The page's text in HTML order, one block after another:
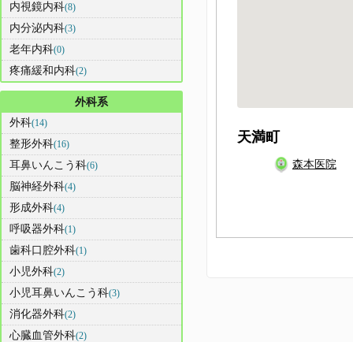
天満町
森本医院
内視鏡内科(8)
内分泌内科(3)
老年内科(0)
疼痛緩和内科(2)
外科系
外科(14)
整形外科(16)
耳鼻いんこう科(6)
脳神経外科(4)
形成外科(4)
呼吸器外科(1)
歯科口腔外科(1)
小児外科(2)
小児耳鼻いんこう科(3)
消化器外科(2)
心臓血管外科(2)